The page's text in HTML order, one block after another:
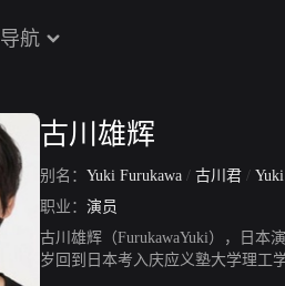
导航
古川雄辉
别名： Yuki Furukawa / 古川君 / Yuki
职业： 演员
古川雄辉（FurukawaYuki），日本
岁回到日本考入庆应义塾大学理工
从而进入演艺界。2011年因在电